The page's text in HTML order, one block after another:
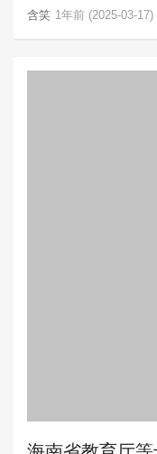
含笑 1年前 (2025-03-17)